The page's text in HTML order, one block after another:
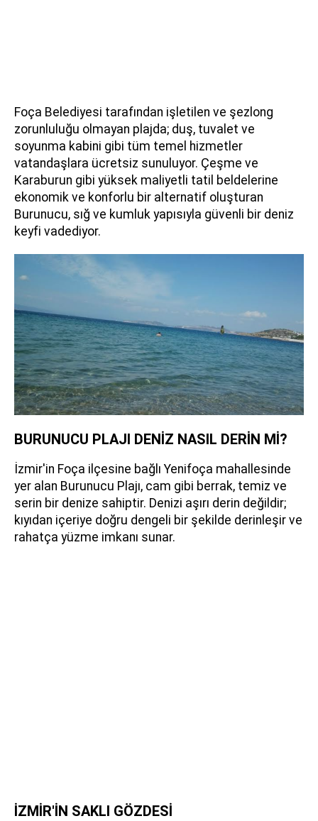
Foça Belediyesi tarafından işletilen ve şezlong
zorunluluğu olmayan plajda; duş, tuvalet ve
soyunma kabini gibi tüm temel hizmetler
vatandaşlara ücretsiz sunuluyor. Çeşme ve
Karaburun gibi yüksek maliyetli tatil beldelerine
ekonomik ve konforlu bir alternatif oluşturan
Burunucu, sığ ve kumluk yapısıyla güvenli bir deniz
keyfi vadediyor.
BURUNUCU PLAJI DENİZ NASIL DERİN Mİ?
İzmir'in Foça ilçesine bağlı Yenifoça mahallesinde
yer alan Burunucu Plajı, cam gibi berrak, temiz ve
serin bir denize sahiptir. Denizi aşırı derin değildir;
kıyıdan içeriye doğru dengeli bir şekilde derinleşir ve
rahatça yüzme imkanı sunar.
İZMİR'İN SAKLI GÖZDESİ